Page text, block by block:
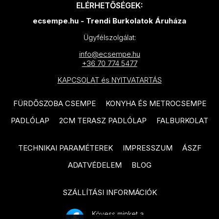
PARADYZ Fuentes termékcsalád
PARADYZ Puris termékcsalád
PARADYZ Urban Colours
TAU Bianchi termékcsalád
TAU Mailocia termékcsalád
TAU Chanel termékcsalád
DOMINO Alabaster Shine
DOMINO Dover termékcsalád
DOMINO Tibi termékcsalád
MAINZU Aterra termékcsalád
MAINZU Murales Optym
MAINZU Florentine termékcsalád
MAINZU Taipei termékcsalád
MAINZU Halo termékcsalád
MAINZU Mikron termékcsalád
MAINZU Vintage termékcsalád
MAINZU Infusion termékcsalád
ELÉRHETŐSÉGEK:
ecsempe.hu - Trendi Burkolatok Áruháza
Ügyfélszolgálat:
info@ecsempe.hu
+36 70 774 5477
KAPCSOLAT és NYITVATARTÁS
FÜRDŐSZOBA CSEMPE
KONYHA ÉS METROCSEMPE
PADLÓLAP
2CM TERASZ PADLÓLAP FALBURKOLAT
TECHNIKAI PARAMÉTEREK IMPRESSZUM
ÁSZF
ADATVÉDELEM
BLOG
SZÁLLÍTÁSI INFORMÁCIÓK
Kövess minket a